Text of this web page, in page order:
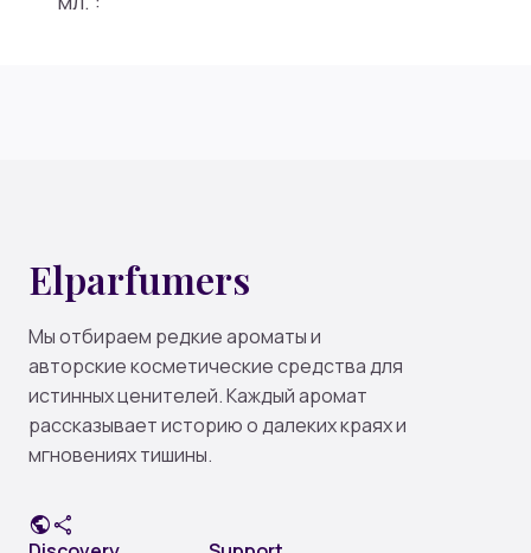
Elparfumers
Мы отбираем редкие ароматы и
авторские косметические средства для
истинных ценителей. Каждый аромат
рассказывает историю о далеких краях и
мгновениях тишины.
publicshare